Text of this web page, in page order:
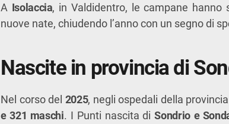
A Isolaccia, in Valdidentro, le campane hanno
nuove nate, chiudendo l’anno con un segno di
Nascite in provincia di
Nel corso del 2025, negli ospedali della
e 321 maschi. I Punti nascita diSondrio e